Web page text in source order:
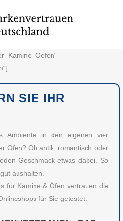
SIE IHR
Ambiente in den eigenen vier
Ofen? Ob antik, romantisch oder
Geschmack etwas dabei. So
aushalten.
für Kamine & Öfen vertrauen die
für Sie getestet.